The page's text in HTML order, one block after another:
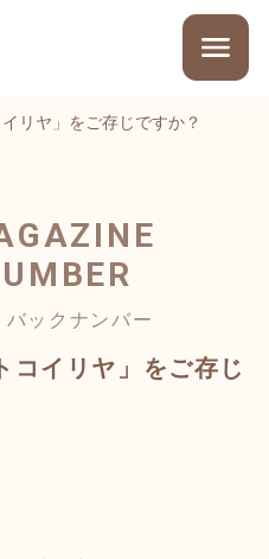
リヤ」をご存じですか？
バックナンバー
コイリヤ」をご存じ